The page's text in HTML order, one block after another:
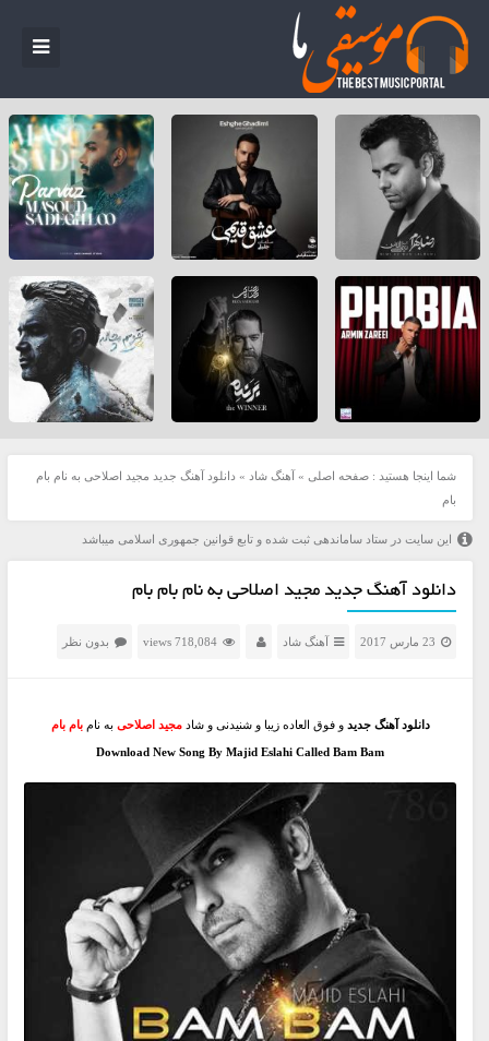
شما اینجا هستید : صفحه اصلی » آهنگ شاد » دانلود آهنگ جدید مجید اصلاحی به نام بام
بام
این سایت در ستاد ساماندهی ثبت شده و تابع قوانین جمهوری اسلامی میباشد
دانلود آهنگ جدید مجید اصلاحی به نام بام بام
23 مارس 2017 آهنگ شاد 718,084 views بدون نظر
دانلود آهنگ جدید و فوق العاده زیبا و شنیدنی و شاد مجید اصلاحی به نام بام بام
Download New Song By Majid Eslahi Called Bam Bam